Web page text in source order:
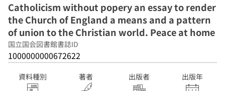
world. Peace at
home
Catholicism without popery an essay to render
the Church of England a means and a pattern
of union to the Christian world. Peace at home
国立国会図書館書誌ID
1000000000672622
資料種別 著者 出版者 出版年